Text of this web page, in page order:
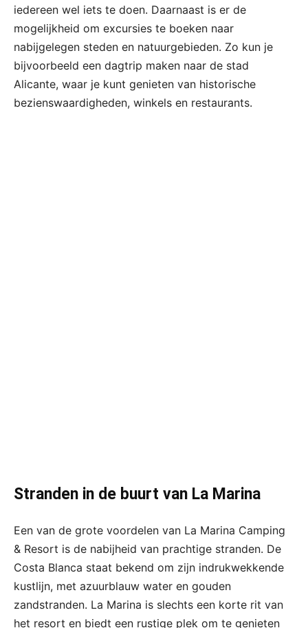
iedereen wel iets te doen. Daarnaast is er de
mogelijkheid om excursies te boeken naar
nabijgelegen steden en natuurgebieden. Zo kun je
bijvoorbeeld een dagtrip maken naar de stad
Alicante, waar je kunt genieten van historische
bezienswaardigheden, winkels en restaurants.
Stranden in de buurt van La Marina
Een van de grote voordelen van La Marina Camping
& Resort is de nabijheid van prachtige stranden. De
Costa Blanca staat bekend om zijn indrukwekkende
kustlijn, met azuurblauw water en gouden
zandstranden. La Marina is slechts een korte rit van
het resort en biedt een rustige plek om te genieten